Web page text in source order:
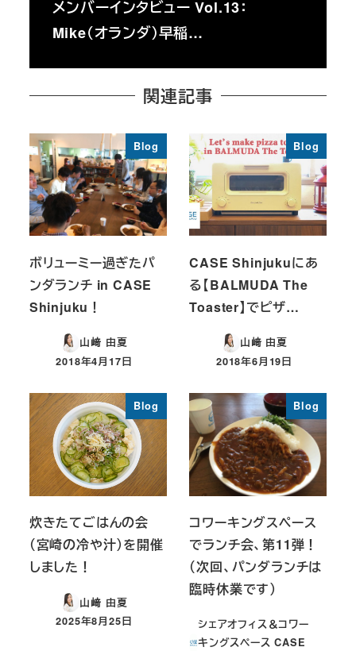
メンバーインタビュー Vol.13：
Mike（オランダ）早稲…
関連記事
Blog
ボリューミー過ぎたパ
ンダランチ in CASE
Shinjuku！
山﨑 由夏
投稿日
2018年4月17日
Blog
CASE Shinjukuにあ
る【BALMUDA The
Toaster】でピザ…
山﨑 由夏
投稿日
2018年6月19日
Blog
炊きたてごはんの会
（宮崎の冷や汁）を開催
しました！
山﨑 由夏
投稿日
2025年8月25日
Blog
コワーキングスペース
でランチ会、第11弾！
（次回、パンダランチは
臨時休業です）
シェアオフィス＆コワー
キングスペース CASE